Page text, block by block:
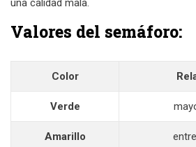
una calidad mala.
Valores del semáforo:
Color
Verde
Amarillo